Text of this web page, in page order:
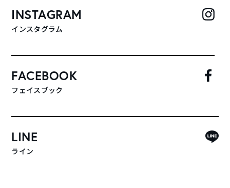
INSTAGRAM
インスタグラム
FACEBOOK
フェイスブック
LINE
ライン